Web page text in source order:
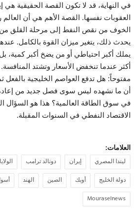
في النهاية، قد لا تكون القصة الحقيقية هي
العقوبات نفسها. القصة الأهم هي أن
الخوف من نقص النفط إلى مرحلة القلق
يحدث ذلك، يتغير ميزان القوة بالكامل.
يملك أكبر احتياطي أو من يضخ أكبر كمية،
أكثر عندما تنخفض الأسعار وتشتد
مفتوحاً: هل تدفع العواصم الخليجية بالفعل
أن ما نشهده ليس سوى فصل جديد من
في سوق الطاقة العالمية؟ هذا هو السؤال
الاقتصاد النفطي في السنوات المقبلة.
العلامات:
ليندا المصري إيران دونالد ترامب
دولة الخليج
أوبك الصين الهند
Mouraselnews